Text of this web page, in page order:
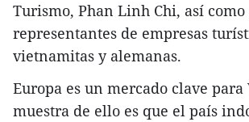
Turismo, Phan Linh Chi, así
representantes de empresas
vietnamitas y alemanas.
Europa es un mercado clave para
muestra de ello es que el país